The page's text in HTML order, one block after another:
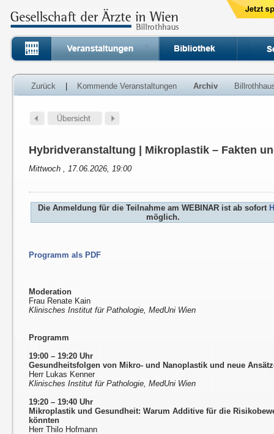
Zurück Kommende Veranstaltungen Archiv
Hybridveranstaltung | Mikroplastik – Fakten
Mittwoch , 17.06.2026, 19:00
Die Anmeldung für die Teilnahme am WEBINAR ist ab sofort
möglich.
Programm als PDF
Moderation
Frau Renate Kain
Klinisches Institut für Pathologie, MedUni Wien
Programm
19:00 – 19:20 Uhr
Gesundheitsfolgen von Mikro- und Nanoplastik und neue
Herr Lukas Kenner
Klinisches Institut für Pathologie, MedUni Wien
19:20 – 19:40 Uhr
Mikroplastik und Gesundheit: Warum Additive für die
könnten
Herr Thilo Hofmann